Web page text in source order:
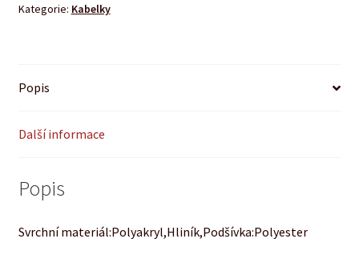
Kategorie: Kabelky
Popis
Další informace
Popis
Svrchní materiál:Polyakryl,Hliník,Podšívka:Polyester